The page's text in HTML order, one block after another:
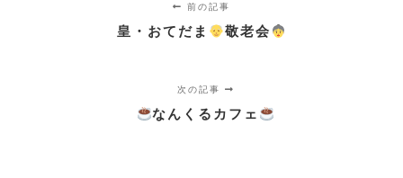
前の記事
皇・おてだま 敬老会
次の記事
なんくるカフェ